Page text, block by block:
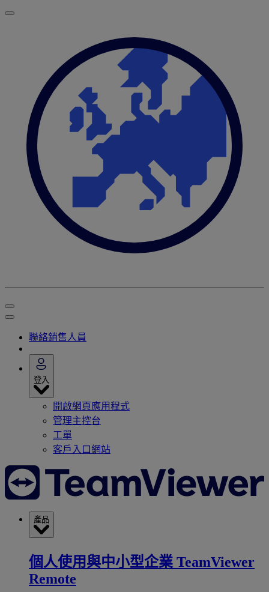
聯絡銷售人員
登入
開啟網頁應用程式
管理主控台
工單
客戶入口網站
產品
個人使用與中小型企業 TeamViewer
Remote